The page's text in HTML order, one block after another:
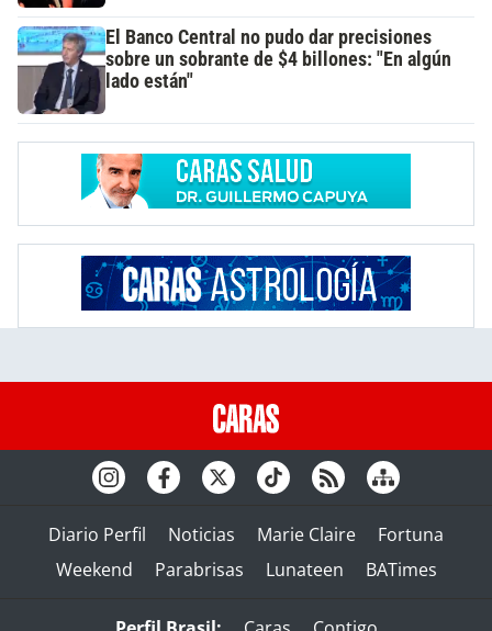
El Banco Central no pudo dar precisiones
sobre un sobrante de $4 billones: "En algún
lado están"
Diario Perfil Noticias Marie Claire
Fortuna
Weekend
Parabrisas Lunateen BATimes